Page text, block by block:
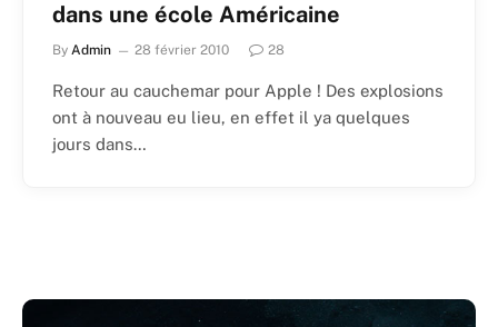
dans une école Américaine
By Admin 28 février 2010 28
Retour au cauchemar pour Apple ! Des explosions
ont à nouveau eu lieu, en effet il ya quelques
jours dans…